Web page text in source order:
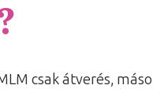
csak átverés,